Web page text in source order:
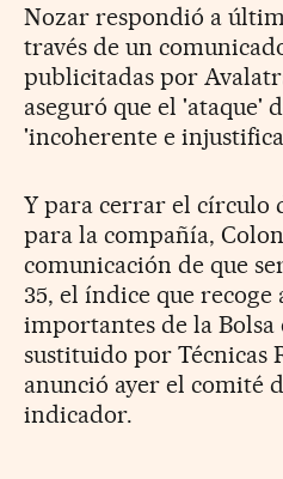
Nozar respondió a
través de un
publicitadas por
aseguró que el 'ataque'
'incoherente e
Y para cerrar el círculo
para la compañía,
comunicación de que
35, el índice que recoge
importantes de la Bolsa
sustituido por Técnicas
anunció ayer el comité
indicador.